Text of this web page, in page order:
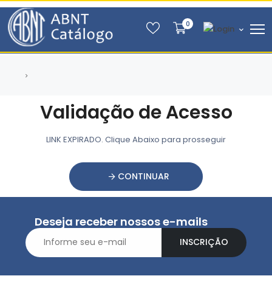
0
Validação de Acesso
LINK EXPIRADO. Clique Abaixo para prosseguir
CONTINUAR
Deseja receber nossos e-mails
INSCRIÇÃO